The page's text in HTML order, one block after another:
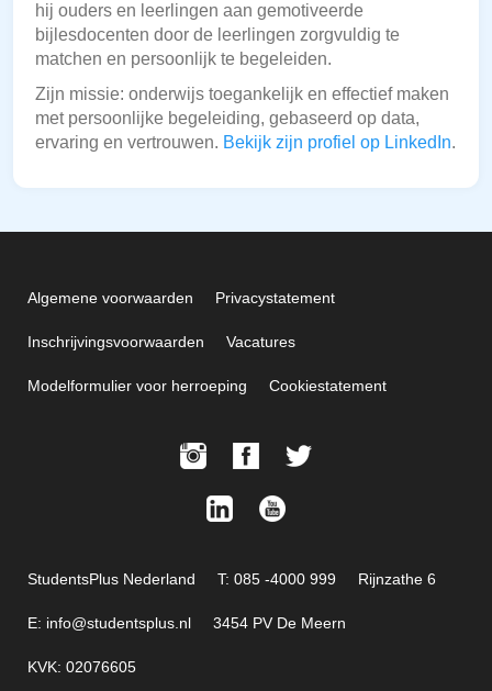
hij ouders en leerlingen aan gemotiveerde
bijlesdocenten door de leerlingen zorgvuldig te
matchen en persoonlijk te begeleiden.
Zijn missie: onderwijs toegankelijk en effectief maken
met persoonlijke begeleiding, gebaseerd op data,
ervaring en vertrouwen. Bekijk zijn profiel op LinkedIn.
Algemene voorwaarden Privacystatement
Inschrijvingsvoorwaarden Vacatures
Modelformulier voor herroeping Cookiestatement
StudentsPlus Nederland T: 085 -4000 999 Rijnzathe 6
E: info@studentsplus.nl 3454 PV De Meern
KVK: 02076605